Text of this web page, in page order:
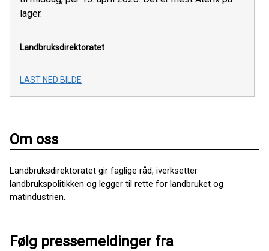
lager.
Landbruksdirektoratet
LAST NED BILDE
Om oss
Landbruksdirektoratet gir faglige råd, iverksetter
landbrukspolitikken og legger til rette for landbruket og
matindustrien.
Følg pressemeldinger fra